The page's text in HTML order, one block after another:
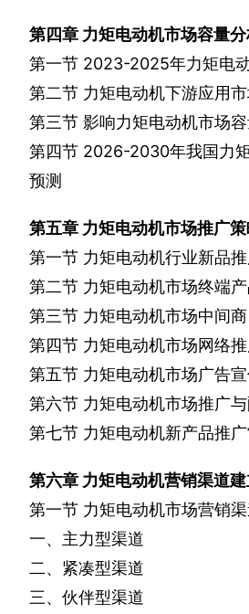
第四章 力矩电动机市场容量
第一节 2023-2025年力矩电
第二节 力矩电动机下游应用
第三节 影响力矩电动机市场
第四节 2026-2030年我国力
预测
第五章 力矩电动机市场推广
第一节 力矩电动机行业新品
第二节 力矩电动机市场终端
第三节 力矩电动机市场中间
第四节 力矩电动机市场网络
第五节 力矩电动机市场广告
第六节 力矩电动机市场推广
第七节 力矩电动机新产品推
第六章 力矩电动机营销渠道
第一节 力矩电动机市场营销
一、主力型渠道
二、紧凑型渠道
三、伙伴型渠道